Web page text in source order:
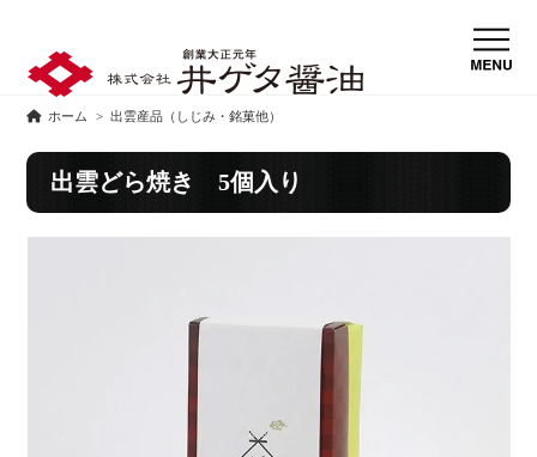
ホーム >出雲産品（しじみ・銘菓他）
出雲どら焼き 5個入り